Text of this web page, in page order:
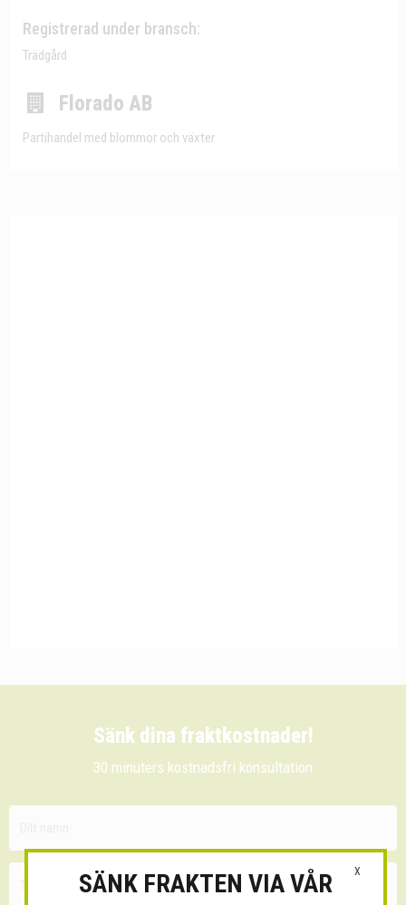
Registrerad under bransch:
Trädgård
Florado AB
Partihandel med blommor och växter
Sänk dina fraktkostnader!
30 minuters kostnadsfri konsultation
X
SÄNK FRAKTEN VIA VÅR